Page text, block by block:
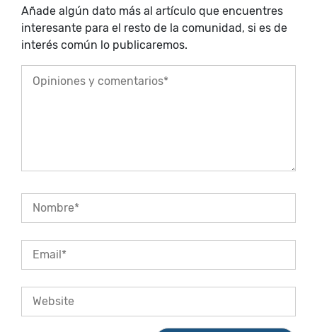
Añade algún dato más al artículo que encuentres
interesante para el resto de la comunidad, si es de
interés común lo publicaremos.